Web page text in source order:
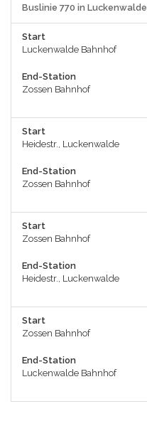
Buslinie 770 in Luckenwalde
Start
Luckenwalde Bahnhof
End-Station
Zossen Bahnhof
Start
Heidestr., Luckenwalde
End-Station
Zossen Bahnhof
Start
Zossen Bahnhof
End-Station
Heidestr., Luckenwalde
Start
Zossen Bahnhof
End-Station
Luckenwalde Bahnhof